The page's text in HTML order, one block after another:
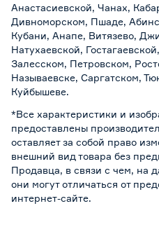
Анастасиевской, Чанах,
Дивноморском, Пшаде,
Кубани, Анапе, Витязево,
Натухаевской,
Залесском, Петровском,
Называевске, Саргатском,
Куйбышеве.
*Все характеристики и
предоставлены
оставляет за собой право
внешний вид товара без
Продавца, в связи с чем, на
они могут отличаться от
интернет-сайте.